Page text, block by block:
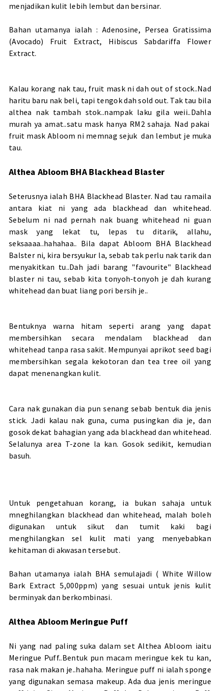
menjadikan kulit lebih lembut dan bersinar.
Bahan utamanya ialah : Adenosine, Persea Gratissima
(Avocado) Fruit Extract, Hibiscus Sabdariffa Flower
Extract.
Kalau korang nak tau, fruit mask ni dah out of stock..Nad
haritu baru nak beli, tapi tengok dah sold out. Tak tau bila
althea nak tambah stok..nampak laku gila weii..Dahla
murah ya amat..satu mask hanya RM2 sahaja. Nad pakai
fruit mask Abloom ni memnag sejuk dan lembut je muka
tau.
Althea Abloom BHA Blackhead Blaster
Seterusnya ialah BHA Blackhead Blaster. Nad tau ramaila
antara kiat ni yang ada blackhead dan whitehead.
Sebelum ni nad pernah nak buang whitehead ni guan
mask yang lekat tu, lepas tu ditarik, allahu,
seksaaaa..hahahaa.. Bila dapat Abloom BHA Blackhead
Balster ni, kira bersyukur la, sebab tak perlu nak tarik dan
menyakitkan tu..Dah jadi barang "favourite" Blackhead
blaster ni tau, sebab kita tonyoh-tonyoh je dah kurang
whitehead dan buat liang pori bersih je..
Bentuknya warna hitam seperti arang yang dapat
membersihkan secara mendalam blackhead dan
whitehead tanpa rasa sakit. Mempunyai aprikot seed bagi
membersihkan segala kekotoran dan tea tree oil yang
dapat menenangkan kulit.
Cara nak gunakan dia pun senang sebab bentuk dia jenis
stick. Jadi kalau nak guna, cuma pusingkan dia je, dan
gosok dekat bahagian yang ada blackhead dan whitehead.
Selalunya area T-zone la kan. Gosok sedikit, kemudian
basuh.
Untuk pengetahuan korang, ia bukan sahaja untuk
mneghilangkan blackhead dan whitehead, malah boleh
digunakan untuk sikut dan tumit kaki bagi
menghilangkan sel kulit mati yang menyebabkan
kehitaman di akwasan tersebut.
Bahan utamanya ialah BHA semulajadi ( White Willow
Bark Extract 5,000ppm) yang sesuai untuk jenis kulit
berminyak dan berkombinasi.
Althea Abloom Meringue Puff
Ni yang nad paling suka dalam set Althea Abloom iaitu
Meringue Puff..Bentuk pun macam meringue kek tu kan,
rasa nak makan je..hahaha. Meringue puff ni ialah sponge
yang digunakan semasa makeup. Ada dua jenis meringue